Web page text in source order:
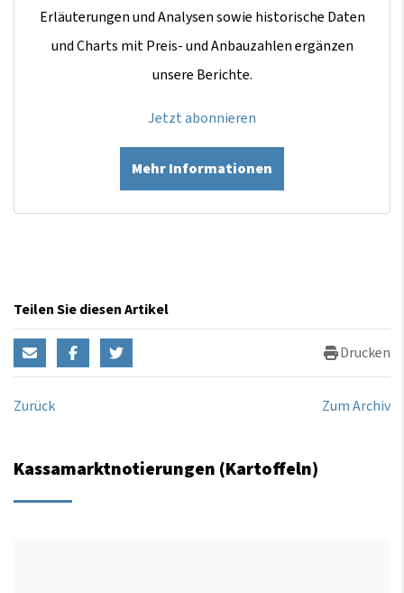
Erläuterungen und Analysen sowie historische Daten
und Charts mit Preis- und Anbauzahlen ergänzen
unsere Berichte.
Jetzt abonnieren
Mehr Informationen
Teilen Sie diesen Artikel
Drucken
Zurück Zum Archiv
Kassamarktnotierungen (Kartoffeln)